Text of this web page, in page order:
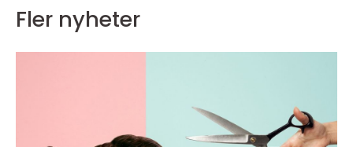
Fler nyheter